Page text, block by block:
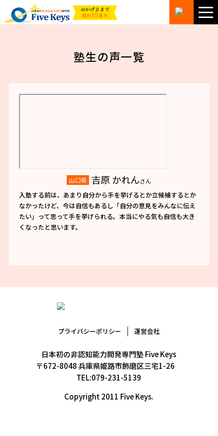
おかげさまで
開校15周年
塾生の声一覧
山口県 吉原 かれんさん
入塾する前は、あまり自分から手を挙げるとか立候補するとか
なかったけど、今は自信もあるし「自分の意見をみんなに伝え
たい」って思って手を挙げられる。本当にやる気も自信も大き
くなったと思います。
プライバシーポリシー 運営会社
日本初の非認知能力開発専門塾 Five Keys
〒672-8048 兵庫県姫路市飾磨区三宅1-26
TEL:079-231-5139
Copyright 2011 Five Keys.